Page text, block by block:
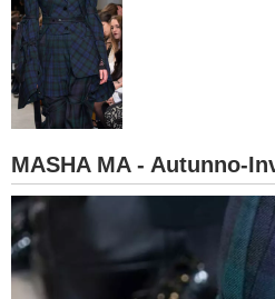
CAPELLI
SESSO
DIETA
GUIDE
MASHA MA - Autunno-